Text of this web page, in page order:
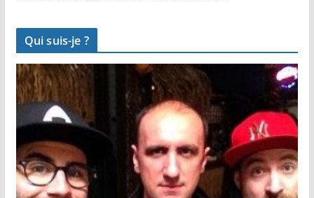
Qui suis-je ?